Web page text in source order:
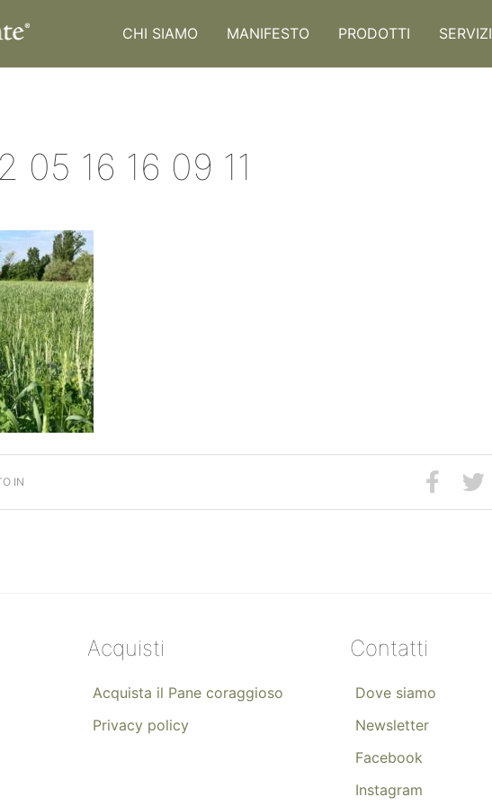
CHI SIAMO MANIFESTO PRODOTTI SERVIZI
05 16 16 09 11
IN
Acquisti
Acquista il Pane coraggioso
Privacy policy
Contatti
Dove siamo
Newsletter
Facebook
Instagram